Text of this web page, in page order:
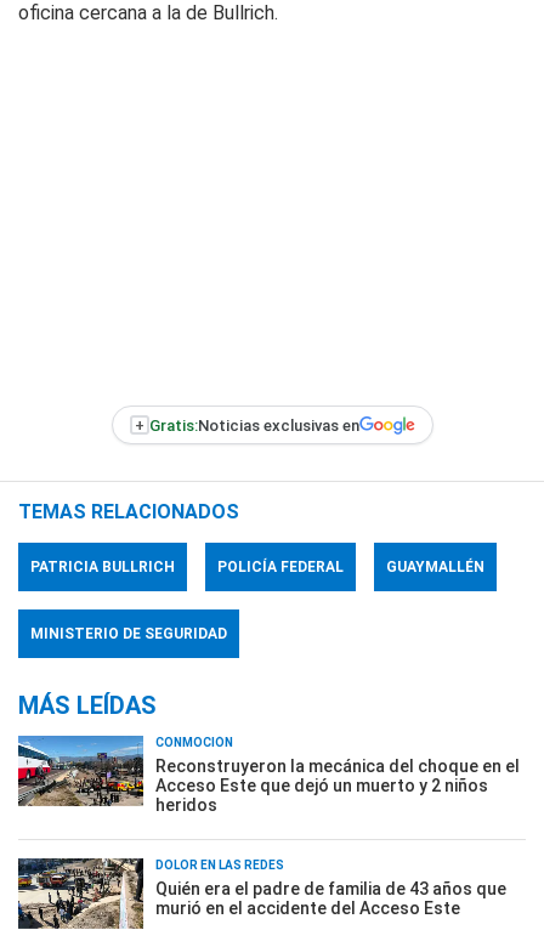
oficina cercana a la de Bullrich.
+ Gratis:Noticias exclusivas en
TEMAS RELACIONADOS
PATRICIA BULLRICH POLICÍA FEDERAL GUAYMALLÉN
MINISTERIO DE SEGURIDAD
MÁS LEÍDAS
CONMOCIÓN
Reconstruyeron la mecánica del choque en el
Acceso Este que dejó un muerto y 2 niños
heridos
DOLOR EN LAS REDES
Quién era el padre de familia de 43 años que
murió en el accidente del Acceso Este